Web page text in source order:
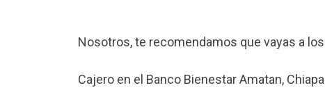
Nosotros, te recomendamos que vayas a
Cajero en el Banco Bienestar Amatan,